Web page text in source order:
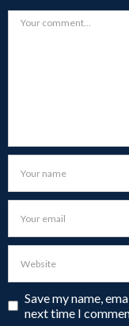
Save my name,
next time I